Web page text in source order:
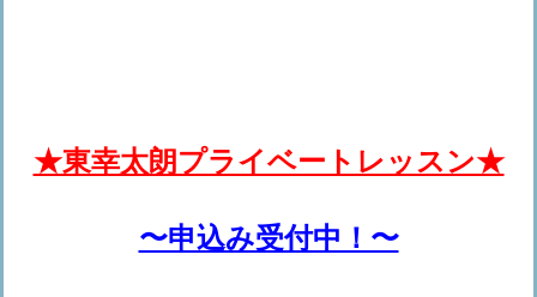
★東幸太朗プライベートレッスン★
〜申込み受付中！〜